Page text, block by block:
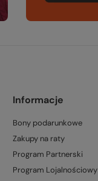
Informacje
Bony podarunkowe
Zakupy na raty
Program Partnerski
Program Lojalnościowy